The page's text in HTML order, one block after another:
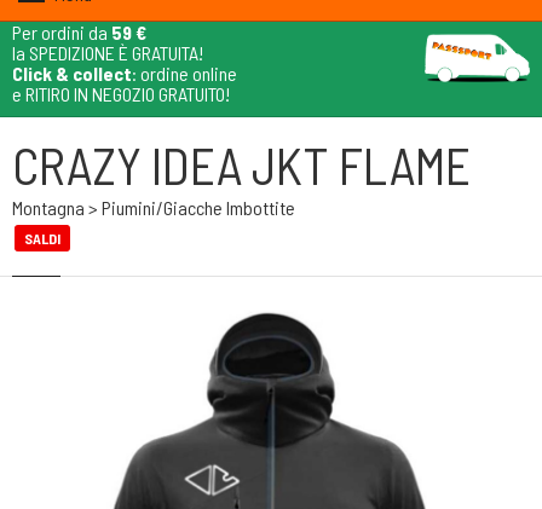
Per ordini da 59 €
la SPEDIZIONE È GRATUITA!
Click & collect: ordine online
e RITIRO IN NEGOZIO GRATUITO!
CRAZY IDEA JKT FLAME
Montagna > Piumini/giacche Imbottite
SALDI